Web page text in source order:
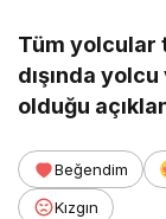
Tüm yolcular
dışında
olduğu
Beğendim
Kızgın